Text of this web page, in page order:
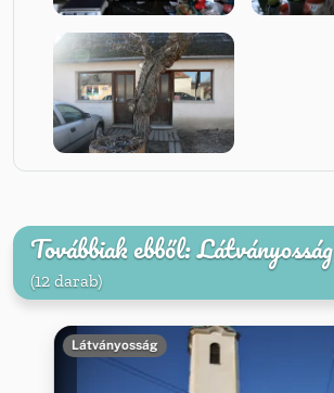
Továbbiak ebből: Látványosság
(12 darab)
Látványosság